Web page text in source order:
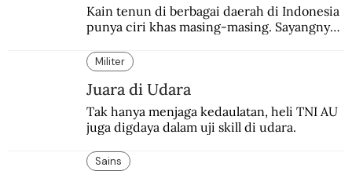
Kain tenun di berbagai daerah di Indonesia
punya ciri khas masing-masing. Sayangnya,
belum memadai.
Militer
Juara di Udara
Tak hanya menjaga kedaulatan, heli TNI AU
juga digdaya dalam uji skill di udara.
Sains